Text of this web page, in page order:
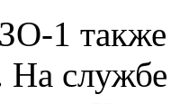
1 также
На